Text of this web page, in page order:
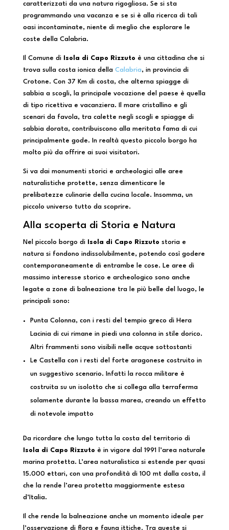
caratterizzati da una natura rigogliosa. Se si sta
programmando una vacanza e se si è alla ricerca di tali
oasi incontaminate, niente di meglio che esplorare le
coste della Calabria.
Il Comune di Isola di Capo Rizzuto è una cittadina che si
trova sulla costa ionica della Calabria, in provincia di
Crotone. Con 37 Km di costa, che alterna spiagge di
sabbia a scogli, la principale vocazione del paese è quella
di tipo ricettiva e vacanziera. Il mare cristallino e gli
scenari da favola, tra calette negli scogli e spiagge di
sabbia dorata, contribuiscono alla meritata fama di cui
principalmente gode. In realtà questo piccolo borgo ha
molto più da offrire ai suoi visitatori.
Si va dai monumenti storici e archeologici alle aree
naturalistiche protette, senza dimenticare le
prelibatezze culinarie della cucina locale. Insomma, un
piccolo universo tutto da scoprire.
Alla scoperta di Storia e Natura
Nel piccolo borgo di Isola di Capo Rizzuto storia e
natura si fondono indissolubilmente, potendo così godere
contemporaneamente di entrambe le cose. Le aree di
massimo interesse storico e archeologico sono anche
legate a zone di balneazione tra le più belle del luogo, le
principali sono:
Punta Colonna, con i resti del tempio greco di Hera
Lacinia di cui rimane in piedi una colonna in stile dorico.
Altri frammenti sono visibili nelle acque sottostanti
Le Castella con i resti del forte aragonese costruito in
un suggestivo scenario. Infatti la rocca militare è
costruita su un isolotto che si collega alla terraferma
solamente durante la bassa marea, creando un effetto
di notevole impatto
Da ricordare che lungo tutta la costa del territorio di
Isola di Capo Rizzuto è in vigore dal 1991 l’area naturale
marina protetta. L’area naturalistica si estende per quasi
15.000 ettari, con una profondità di 100 mt dalla costa, il
che la rende l’area protetta maggiormente estesa
d’Italia.
Il che rende la balneazione anche un momento ideale per
l’osservazione di flora e fauna ittiche. Tra queste si